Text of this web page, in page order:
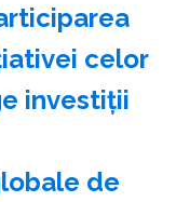
celor
investiţii
de